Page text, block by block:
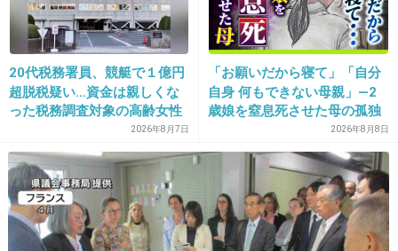
36. 匿名2026/06/03(水) 15:27:16
>>32
日本共産党がプレゼントした船でしょ
37. 匿名2026/06/03(水) 15:27:28
20代税務署員、競艇で１億円
超脱税疑い…資金は親しくな
った税務調査対象の高齢女性
2026年8月7日
「お願いだから寝て」「自分
自身 何もできない母親」―2
歳娘を窒息死させた母の孤独
「娘は『ママどうして』と」
限界の年子ワンオペ育児 法
廷での懺悔と声なきSOS
2026年8月8日